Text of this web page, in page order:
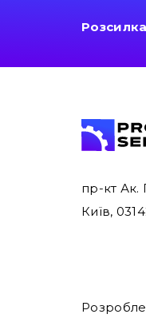
пр-кт Ак.
Київ,